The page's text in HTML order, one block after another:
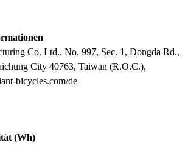
Co. Ltd., No. 997, Sec. 1, Dongda Rd.,
City 40763, Taiwan (R.O.C.),
bicycles.com/de
(Wh)